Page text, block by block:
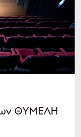
ΘΥΜΕΛΗ